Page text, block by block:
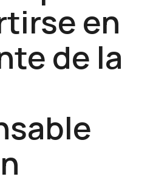
en
de la